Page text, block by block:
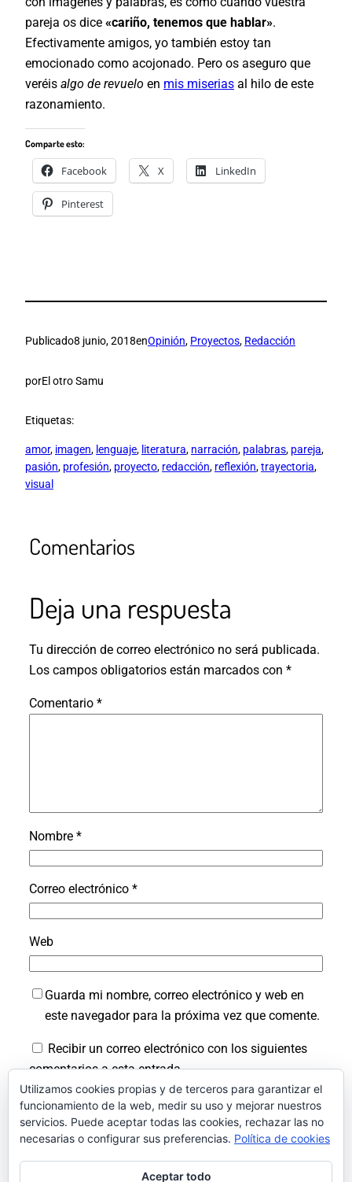
pareja os dice «cariño, tenemos que hablar».
Efectivamente amigos, yo también estoy tan
emocionado como acojonado. Pero os aseguro que
veréis algo de revuelo en mis miserias al hilo de este
razonamiento.
Comparte esto:
Facebook X LinkedIn
Pinterest
Publicado8 junio, 2018enOpinión, Proyectos, Redacción
porEl otro Samu
Etiquetas:
amor, imagen, lenguaje, literatura, narración, palabras, pareja
pasión, profesión, proyecto, redacción, reflexión, trayectoria
visual
Comentarios
Deja una respuesta
Tu dirección de correo electrónico no será publicada.
Los campos obligatorios están marcados con *
Comentario *
Nombre *
Correo electrónico *
Web
Guarda mi nombre, correo electrónico y web en
este navegador para la próxima vez que comente.
Recibir un correo electrónico con los siguientes
comentarios a esta entrada.
Recibir un correo electrónico con cada nueva
entrada.
Utilizamos cookies propias y de terceros para garantizar el
funcionamiento de la web, medir su uso y mejorar nuestros
servicios. Puede aceptar todas las cookies, rechazar las no
necesarias o configurar sus preferencias. Política de cookies
Aceptar todo